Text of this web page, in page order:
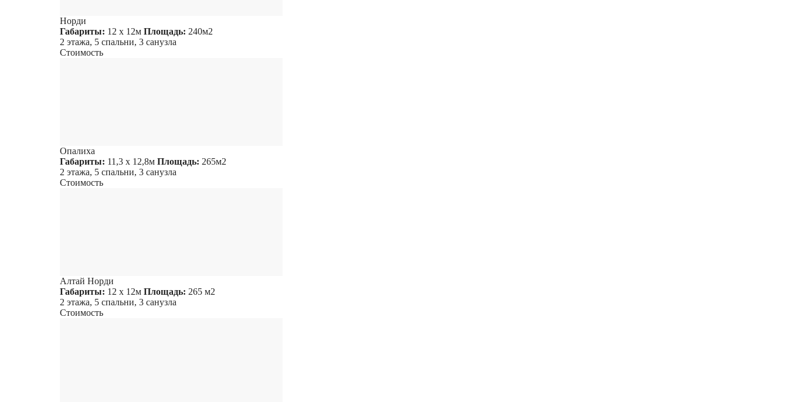
Норди
Габариты: 12 х 12м Площадь: 240м2
2 этажа, 5 спальни, 3 санузла
Стоимость
Опалиха
Габариты: 11,3 х 12,8м Площадь: 265м2
2 этажа, 5 спальни, 3 санузла
Стоимость
Алтай Норди
Габариты: 12 х 12м Площадь: 265 м2
2 этажа, 5 спальни, 3 санузла
Стоимость